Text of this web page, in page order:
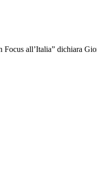
all’Italia” dichiara